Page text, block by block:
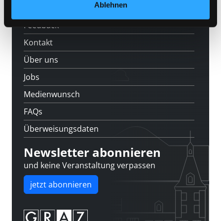
Ablehnen
Feedback
Kontakt
Über uns
Jobs
Medienwunsch
FAQs
Überweisungsdaten
Newsletter abonnieren
und keine Veranstaltung verpassen
jetzt abonnieren